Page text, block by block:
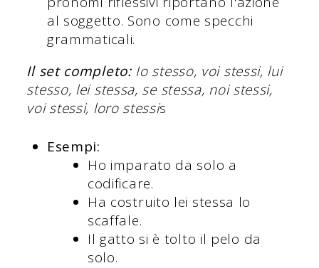
al soggetto. Sono come specchi
grammaticali.
Il set completo:Io stesso, voi stessi, lui
stesso, lei stessa, se stessa, noi stessi,
voi stessi, loro stessis
Esempi:
Ho imparato da solo a
codificare.
Ha costruito lei stessa lo
scaffale.
Il gatto si è tolto il pelo da
solo.